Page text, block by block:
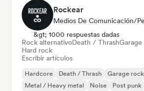
Rockear
Medios De Comunicación/
&gt; 1000 respuestas dadas
Rock alternativoDeath / Thrash
Hard rock
Escribir artículos
Hardcore Death / Thrash Garage rock
Metal / Heavy metal
Noise
Post punk